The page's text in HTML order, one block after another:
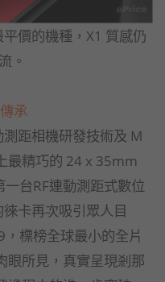
價的機種，X1 質感仍
。
承
距相機研發技術及 M
最精巧的 24 x 35mm
台RF連動測距式數位
卡再次吸引眾人目
標榜全球最小的全片
眼所見，真實呈現剎那